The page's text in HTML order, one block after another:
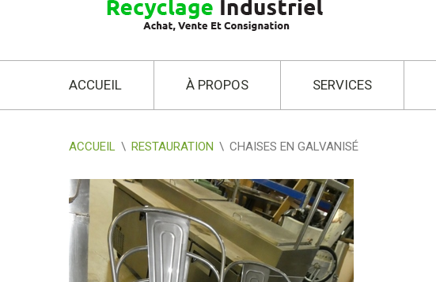
ACCUEIL À PROPOS SERVICES
ACCUEIL \ RESTAURATION \ CHAISES EN GALVANISÉ